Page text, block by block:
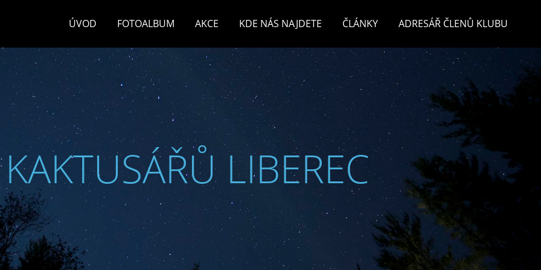
ÚVOD FOTOALBUM AKCE KDE NÁS NAJDETE ČLÁNKY ADRESÁŘ ČLENŮ KLUBU
LIBEREC